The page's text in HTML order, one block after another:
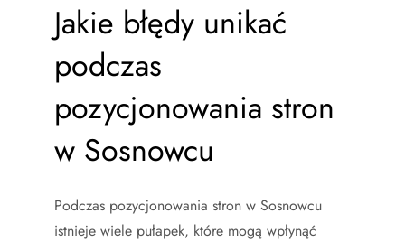
Jakie błędy unikać
podczas
pozycjonowania stron
w Sosnowcu
Podczas pozycjonowania stron w Sosnowcu
istnieje wiele pułapek, które mogą wpłynąć